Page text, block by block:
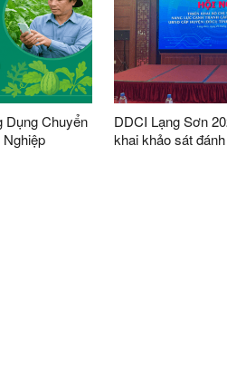
Chuyển
DDCI Lạng Sơn
khai khảo sát